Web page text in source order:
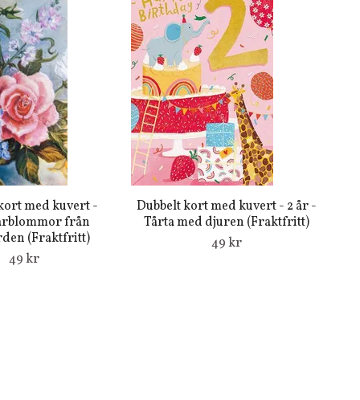
med kuvert -
från
(Fraktfritt)
49 kr
Dubbelt kort med kuvert - 2 år -
Tårta med djuren (Fraktfritt)
49 kr